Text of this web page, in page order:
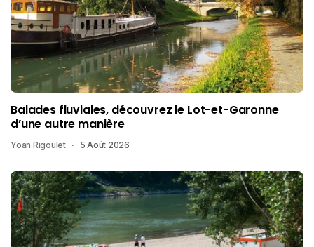
Balades fluviales, découvrez le Lot-et-Garonne
d’une autre manière
Yoan Rigoulet 5 Août 2026